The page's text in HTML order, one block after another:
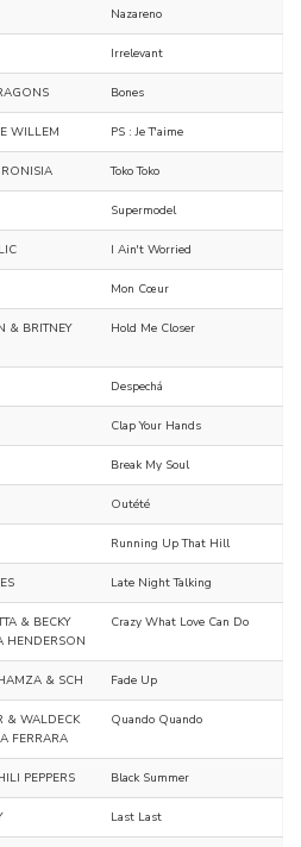
Nazareno
Irrelevant
Bones
WILLEM PS : Je T'aime
Toko Toko
Supermodel
I Ain't Worried
Mon Cœur
& BRITNEY
Hold Me Closer
Despechá
Clap Your Hands
Break My Soul
Outété
Running Up That Hill
Late Night Talking
& BECKY
HENDERSON
Crazy What Love Can Do
& SCH Fade Up
& WALDECK
FERRARA
Quando Quando
PEPPERS Black Summer
Last Last